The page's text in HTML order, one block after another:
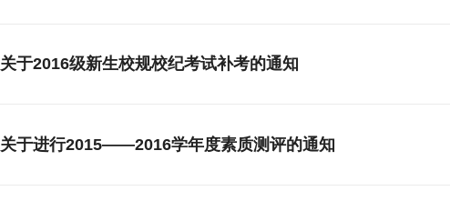
关于2016级新生校规校纪考试补考的通知
关于进行2015——2016学年度素质测评的通知